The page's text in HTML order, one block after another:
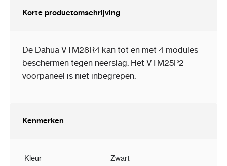
Korte productomschrijving
De Dahua VTM28R4 kan tot en met 4 modules
beschermen tegen neerslag. Het VTM25P2
voorpaneel is niet inbegrepen.
Kenmerken
Kleur
Zwart